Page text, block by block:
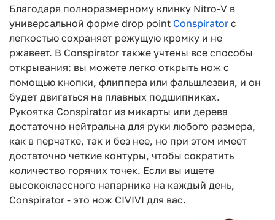
Благодаря полноразмерному клинку Nitro-V в
универсальной форме drop point Conspirator с
легкостью сохраняет режущую кромку и не
ржавеет. В Conspirator также учтены все способы
открывания: вы можете легко открыть нож с
помощью кнопки, флиппера или фальшлезвия, и он
будет двигаться на плавных подшипниках.
Рукоятка Conspirator из микарты или дерева
достаточно нейтральна для руки любого размера,
как в перчатке, так и без нее, но при этом имеет
достаточно четкие контуры, чтобы сократить
количество горячих точек. Если вы ищете
высококлассного напарника на каждый день,
Conspirator - это нож CIVIVI для вас.